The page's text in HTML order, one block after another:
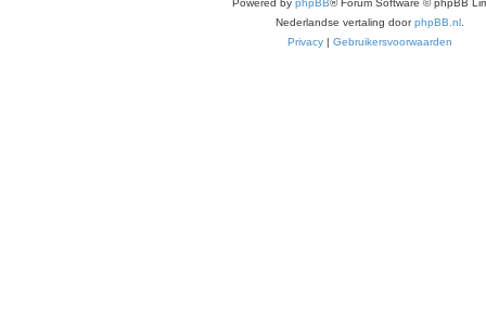
Nederlandse vertaling doorphpBB.nl.
Privacy | Gebruikersvoorwaarden